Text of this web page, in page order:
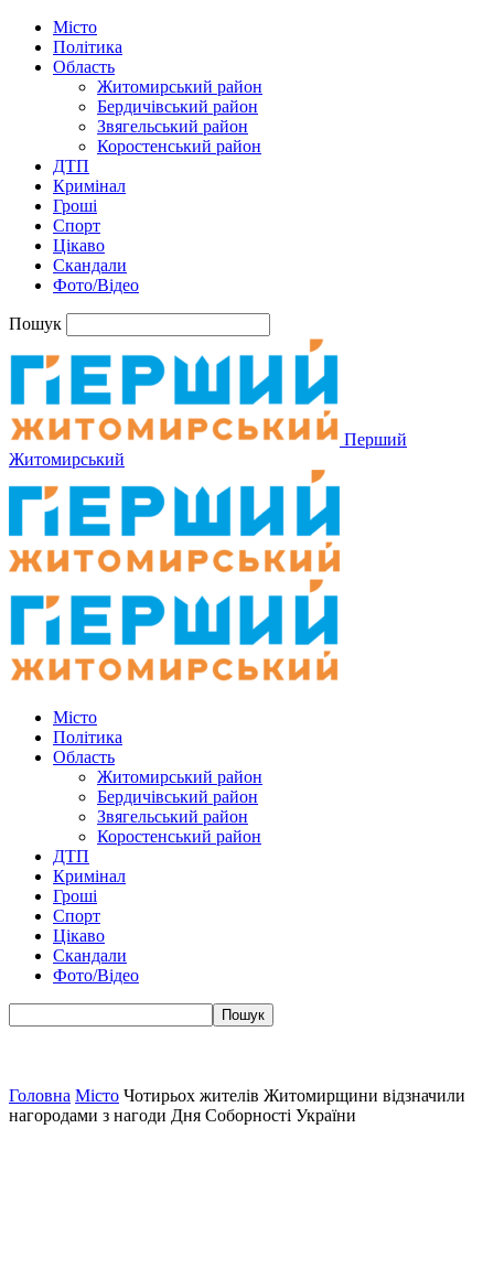
Місто
Політика
Область
Житомирський район
Бердичівський район
Звягельський район
Коростенський район
ДТП
Кримінал
Гроші
Спорт
Цікаво
Скандали
Фото/Відео
Пошук
Перший
Житомирський
Місто
Політика
Область
Житомирський район
Бердичівський район
Звягельський район
Коростенський район
ДТП
Кримінал
Гроші
Спорт
Цікаво
Скандали
Фото/Відео
Головна Місто Чотирьох жителів Житомирщини відзначили
нагородами з нагоди Дня Соборності України